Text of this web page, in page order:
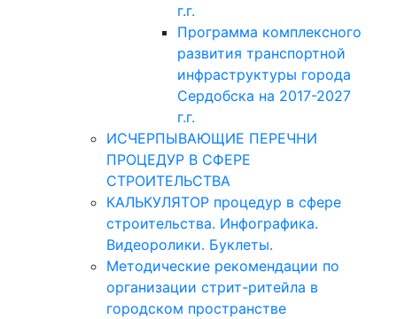
г.г.
Программа комплексного
развития транспортной
инфраструктуры города
Сердобска на 2017-2027
г.г.
ИСЧЕРПЫВАЮЩИЕ ПЕРЕЧНИ
ПРОЦЕДУР В СФЕРЕ
СТРОИТЕЛЬСТВА
КАЛЬКУЛЯТОР процедур в сфере
строительства. Инфографика.
Видеоролики. Буклеты.
Методические рекомендации по
организации стрит-ритейла в
городском пространстве